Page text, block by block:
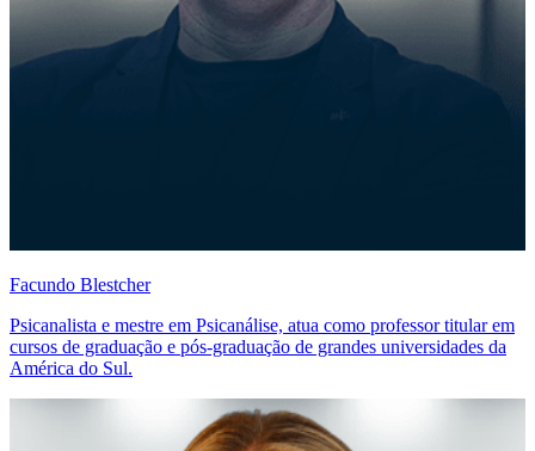
Facundo Blestcher
Psicanalista e mestre em Psicanálise, atua como professor titular em
cursos de graduação e pós-graduação de grandes universidades da
América do Sul.